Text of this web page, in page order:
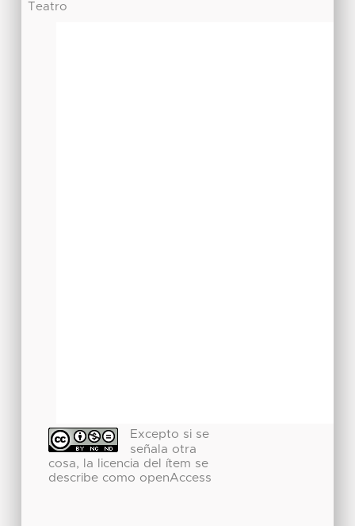
Teatro
Excepto si se
señala otra
cosa, la licencia del ítem se
describe como openAccess